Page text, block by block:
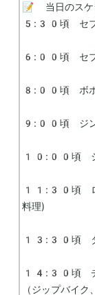
📝 当日のスケ
5:30頃　セ
6:00頃　セ
8:00頃　ボホ
9:00頃　ジン
10:00頃　シ
11:30頃　ロ
料理)
13:30頃　タ
14:30頃　チ
（ジップバイ